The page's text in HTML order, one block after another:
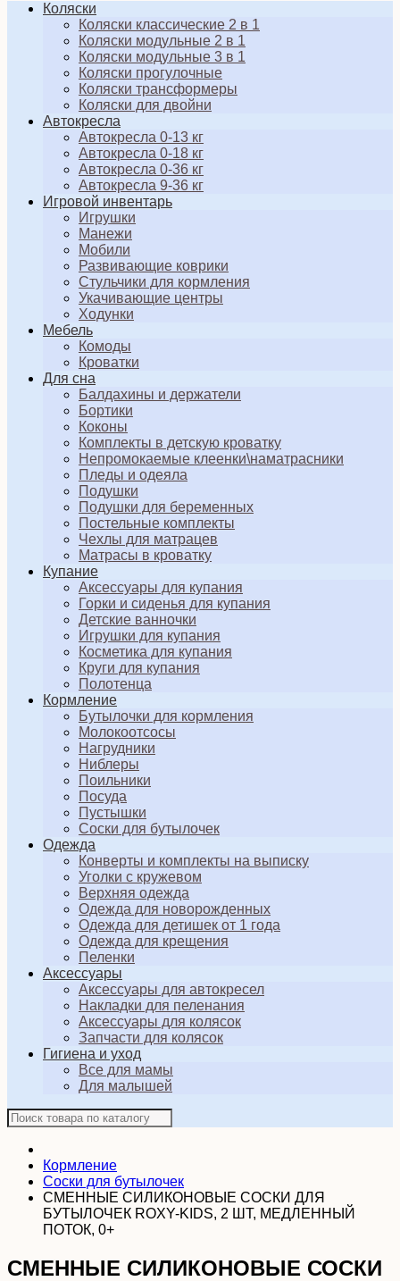
Коляски
Коляски классические 2 в 1
Коляски модульные 2 в 1
Коляски модульные 3 в 1
Коляски прогулочные
Коляски трансформеры
Коляски для двойни
Автокресла
Автокресла 0-13 кг
Автокресла 0-18 кг
Автокресла 0-36 кг
Автокресла 9-36 кг
Игровой инвентарь
Игрушки
Манежи
Мобили
Развивающие коврики
Стульчики для кормления
Укачивающие центры
Ходунки
Мебель
Комоды
Кроватки
Для сна
Балдахины и держатели
Бортики
Коконы
Комплекты в детскую кроватку
Непромокаемые клеенки\наматрасники
Пледы и одеяла
Подушки
Подушки для беременных
Постельные комплекты
Чехлы для матрацев
Матрасы в кроватку
Купание
Аксессуары для купания
Горки и сиденья для купания
Детские ванночки
Игрушки для купания
Косметика для купания
Круги для купания
Полотенца
Кормление
Бутылочки для кормления
Молокоотсосы
Нагрудники
Ниблеры
Поильники
Посуда
Пустышки
Соски для бутылочек
Одежда
Конверты и комплекты на выписку
Уголки с кружевом
Верхняя одежда
Одежда для новорожденных
Одежда для детишек от 1 года
Одежда для крещения
Пеленки
Аксессуары
Аксессуары для автокресел
Накладки для пеленания
Аксессуары для колясок
Запчасти для колясок
Гигиена и уход
Все для мамы
Для малышей
Кормление
Соски для бутылочек
СМЕННЫЕ СИЛИКОНОВЫЕ СОСКИ ДЛЯ
БУТЫЛОЧЕК ROXY-KIDS, 2 ШТ, МЕДЛЕННЫЙ
ПОТОК, 0+
СМЕННЫЕ СИЛИКОНОВЫЕ СОСКИ